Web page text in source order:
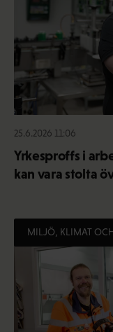
25.6.2026 11:06
Yrkesproffs i
kan vara stolta
MILJÖ, KLIMAT